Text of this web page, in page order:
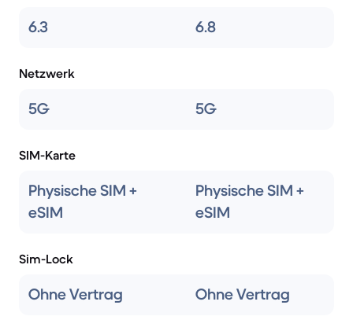
6.3 6.8
Netzwerk
5G 5G
SIM-Karte
Physische SIM +
eSIM
Physische SIM +
eSIM
Sim-Lock
Ohne Vertrag Ohne Vertrag